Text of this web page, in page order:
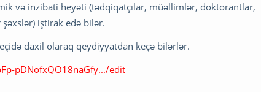
və inzibati heyəti (tədqiqatçılar, müəllimlər, doktorantlar,
iştirak edə bilər.
daxil olaraq qeydiyyatdan keçə bilərlər.
pDNofxQO18naGfy.../edit